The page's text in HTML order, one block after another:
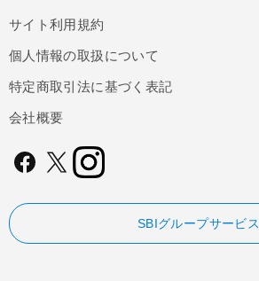
サイト利用規約
個人情報の取扱について
特定商取引法に基づく表記
会社概要
SBIグループサービス